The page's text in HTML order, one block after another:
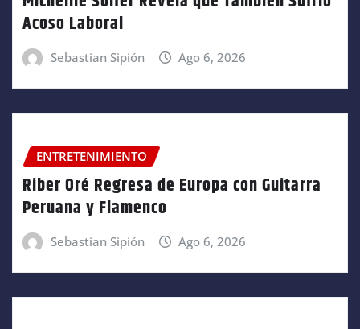
Acoso Laboral
Sebastian Sipión Ago 6, 2026
ENTRETENIMIENTO
Riber Oré Regresa de Europa con Guitarra
Peruana y Flamenco
Sebastian Sipión Ago 6, 2026